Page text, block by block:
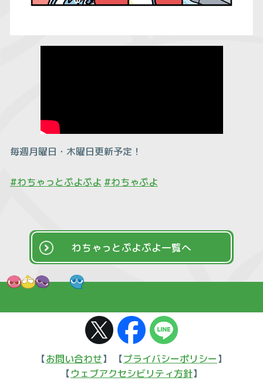
毎週月曜日・木曜日更新予定！
#わちゃっとぷよぷよ #わちゃぷよ
わちゃっとぷよぷよ一覧へ
【お問い合わせ】 【プライバシーポリシー】
【ウェブアクセシビリティ方針】